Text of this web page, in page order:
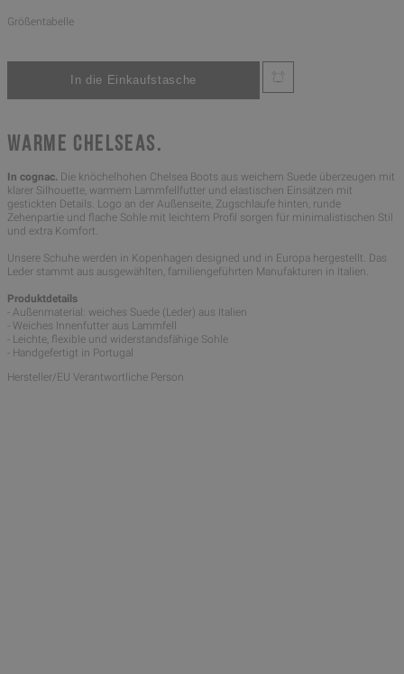
Größentabelle
WARME CHELSEAS.
In cognac. Die knöchelhohen Chelsea Boots aus weichem Suede überzeugen mit
klarer Silhouette, warmem Lammfellfutter und elastischen Einsätzen mit
gestickten Details. Logo an der Außenseite, Zugschlaufe hinten, runde
Zehenpartie und flache Sohle mit leichtem Profil sorgen für minimalistischen Stil
und extra Komfort.
Unsere Schuhe werden in Kopenhagen designed und in Europa hergestellt. Das
Leder stammt aus ausgewählten, familiengeführten Manufakturen in Italien.
Produktdetails
- Außenmaterial: weiches Suede (Leder) aus Italien
- Weiches Innenfutter aus Lammfell
- Leichte, flexible und widerstandsfähige Sohle
- Handgefertigt in Portugal
Hersteller/EU Verantwortliche Person